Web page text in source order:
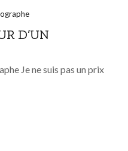
D’UN
Je ne suis pas un prix